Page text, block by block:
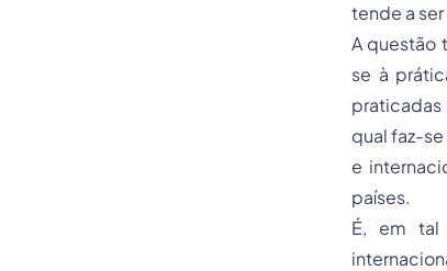
tende a
A questão
se à
praticadas
qual faz-
e
países.
É, em tal